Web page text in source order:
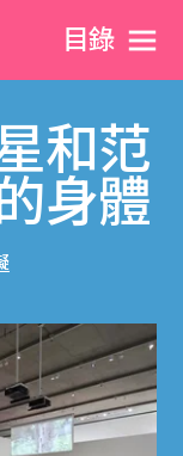
目​錄
和范
身體